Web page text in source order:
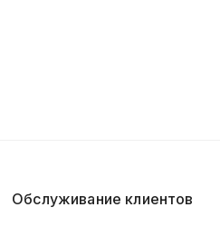
Обслуживание клиентов